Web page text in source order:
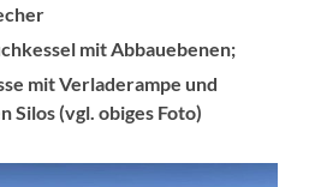
mit Abbauebenen;
mit Verladerampe und
Silos (vgl. obiges Foto)